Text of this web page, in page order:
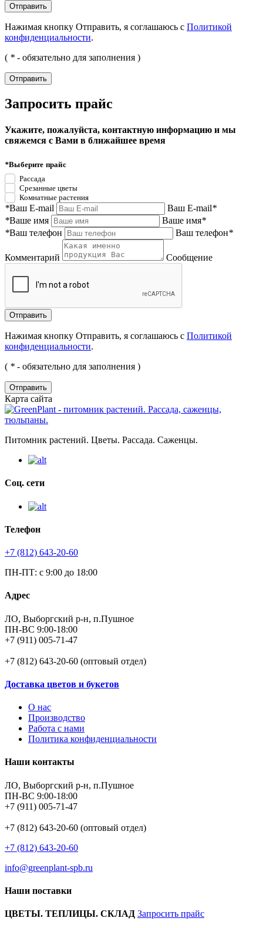
Нажимая кнопку Отправить, я соглашаюсь с Политикой
конфиденциальности.
( * - обязательно для заполнения )
Запросить прайс
Укажите, пожалуйста, контактную информацию и мы
свяжемся с Вами в ближайшее время
*Выберите прайс
Рассада
Срезанные цветы
Комнатные растения
*Ваш E-mail Ваш E-mail*
*Ваше имя Ваше имя*
*Ваш телефон Ваш телефон*
Комментарий Сообщение
Нажимая кнопку Отправить, я соглашаюсь с Политикой
конфиденциальности.
( * - обязательно для заполнения )
Отправить
Карта сайта
Питомник растений. Цветы. Рассада. Саженцы.
Соц. сети
Телефон
+7 (812) 643-20-60
ПН-ПТ: с 9:00 до 18:00
Адрес
ЛО, Выборгский р-н, п.Пушное
ПН-ВС 9:00-18:00
+7 (911) 005-71-47
+7 (812) 643-20-60 (оптовый отдел)
Доставка цветов и букетов
О нас
Производство
Работа с нами
Политика конфиденциальности
Наши контакты
ЛО, Выборгский р-н, п.Пушное
ПН-ВС 9:00-18:00
+7 (911) 005-71-47
+7 (812) 643-20-60 (оптовый отдел)
+7 (812) 643-20-60
info@greenplant-spb.ru
Наши поставки
ЦВЕТЫ. ТЕПЛИЦЫ. СКЛАД Запросить прайс